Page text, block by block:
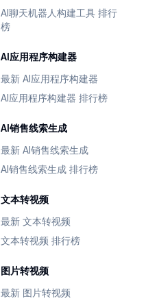
AI聊天机器人构建工具 排行
榜
AI应用程序构建器
最新 AI应用程序构建器
AI应用程序构建器 排行榜
AI销售线索生成
最新 AI销售线索生成
AI销售线索生成 排行榜
文本转视频
最新 文本转视频
文本转视频 排行榜
图片转视频
最新 图片转视频